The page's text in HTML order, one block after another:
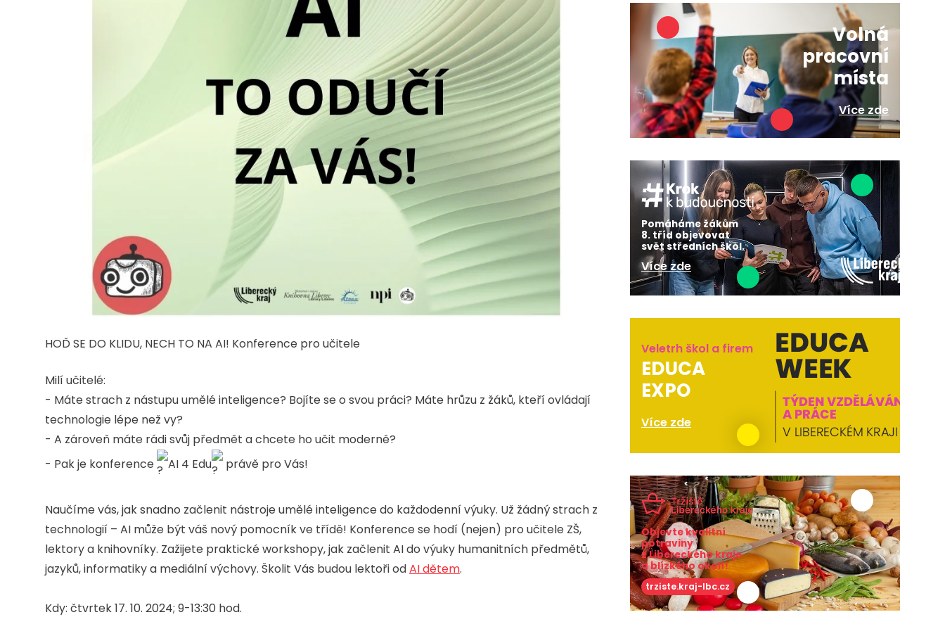
HOĎ SE DO KLIDU, NECH TO NA AI! Konference pro učitele
Milí učitelé:
- Máte strach z nástupu umělé inteligence? Bojíte se o svou práci? Máte hrůzu z žáků, kteří ovládají
technologie lépe než vy?
- A zároveň máte rádi svůj předmět a chcete ho učit moderně?
- Pak je konference
AI 4 Edu právě pro Vás!
Naučíme vás, jak snadno začlenit nástroje umělé inteligence do každodenní výuky. Už žádný strach z
technologií – AI může být váš nový pomocník ve třídě! Konference se hodí (nejen) pro učitele ZŠ,
lektory a knihovníky. Zažijete praktické workshopy, jak začlenit AI do výuky humanitních předmětů,
jazyků, informatiky a mediální výchovy. Školit Vás budou lektoři odAI dětem.
Kdy: čtvrtek 17. 10. 2024; 9-13:30 hod.
Volná
pracovní
místa
Více zde
Pomáháme žákům
8. tříd objevovat
svět středních škol.
Více zde
Veletrh škol a firem
EDUCA
EXPO
Více zde
Objevte kvalitní
potraviny
z Libereckého kraje
a blízkého okolí!
trziste.kraj-lbc.cz